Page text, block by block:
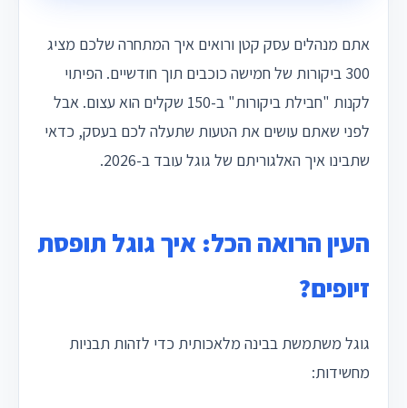
אתם מנהלים עסק קטן ורואים איך המתחרה שלכם מציג
300 ביקורות של חמישה כוכבים תוך חודשיים. הפיתוי
לקנות "חבילת ביקורות" ב-150 שקלים הוא עצום. אבל
לפני שאתם עושים את הטעות שתעלה לכם בעסק, כדאי
שתבינו איך האלגוריתם של גוגל עובד ב-2026.
העין הרואה הכל: איך גוגל תופסת
זיופים?
גוגל משתמשת בבינה מלאכותית כדי לזהות תבניות
מחשידות: